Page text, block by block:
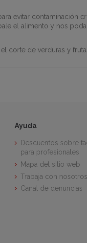
evitar contaminación
el alimento y nos
corte de verduras y
Ayuda
Descuentos sobre
para profesionales
Mapa del sitio web
Trabaja con nosotros
Canal de denuncias